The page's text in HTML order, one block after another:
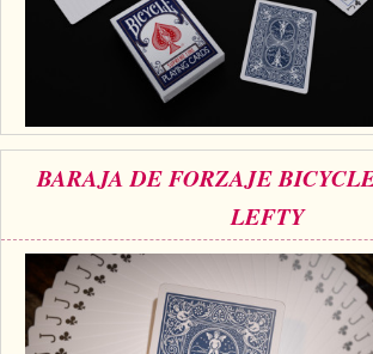
BARAJA DE FORZAJE
LEFTY